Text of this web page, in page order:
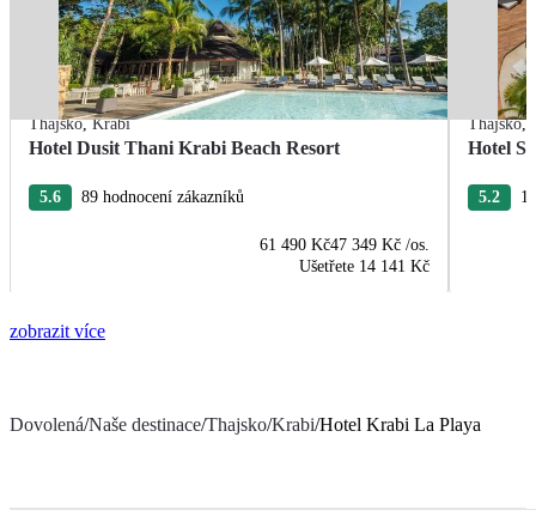
Thajsko,Krabi
Hotel Dusit Thani Krabi Beach Resort
5.6 89 hodnocení zákazníků
61 490 Kč47 349 Kč /os.
Ušetřete 14 141 Kč
Thajsko,
Hotel
5.2
zobrazit více
Dovolená/Naše destinace/Thajsko/Krabi/Hotel Krabi La Playa